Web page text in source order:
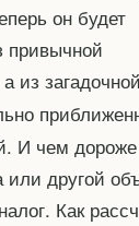
он будет
привычной
из загадочной
И чем дороже
или другой
Как